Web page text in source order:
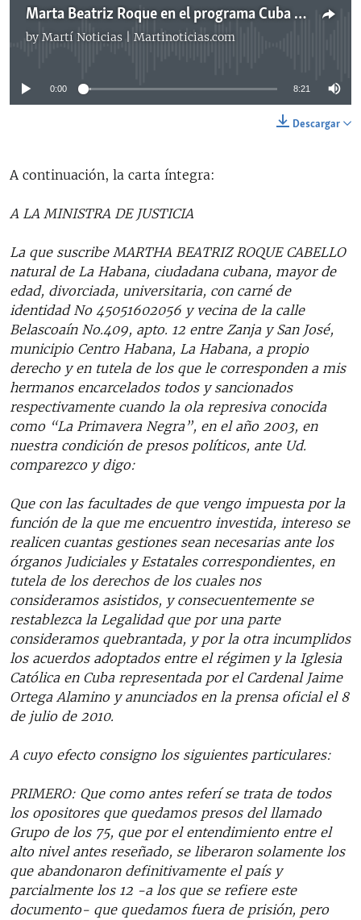
Marta Beatriz Roque en el programa Cuba al Día, de Radio Martí.
by Martí Noticias | Martinoticias.com
No media source currently available
0:00 8:21
Descargar
A continuación, la carta íntegra:
A LA MINISTRA DE JUSTICIA
La que suscribe MARTHA BEATRIZ ROQUE CABELLO
natural de La Habana, ciudadana cubana, mayor de
edad, divorciada, universitaria, con carné de
identidad No 45051602056 y vecina de la calle
Belascoaín No.409, apto. 12 entre Zanja y San José,
municipio Centro Habana, La Habana, a propio
derecho y en tutela de los que le corresponden a mis
hermanos encarcelados todos y sancionados
respectivamente cuando la ola represiva conocida
como “La Primavera Negra”, en el año 2003, en
nuestra condición de presos políticos, ante Ud.
comparezco y digo:
Que con las facultades de que vengo impuesta por la
función de la que me encuentro investida, intereso se
realicen cuantas gestiones sean necesarias ante los
órganos Judiciales y Estatales correspondientes, en
tutela de los derechos de los cuales nos
consideramos asistidos, y consecuentemente se
restablezca la Legalidad que por una parte
consideramos quebrantada, y por la otra incumplidos
los acuerdos adoptados entre el régimen y la Iglesia
Católica en Cuba representada por el Cardenal Jaime
Ortega Alamino y anunciados en la prensa oficial el 8
de julio de 2010.
A cuyo efecto consigno los siguientes particulares:
PRIMERO: Que como antes referí se trata de todos
los opositores que quedamos presos del llamado
Grupo de los 75, que por el entendimiento entre el
alto nivel antes reseñado, se liberaron solamente los
que abandonaron definitivamente el país y
parcialmente los 12 -a los que se refiere este
documento- que quedamos fuera de prisión, pero